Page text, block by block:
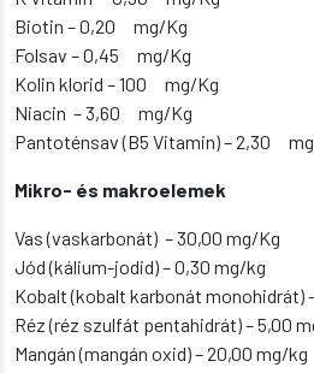
Biotin – 0,20 mg/Kg
Folsav – 0,45 mg/Kg
Kolin klorid – 100 mg/Kg
Niacin – 3,60 mg/Kg
Pantoténsav (B5 Vitamin) – 2,30
Mikro- és makroelemek
Vas (vaskarbonát) – 30,00 mg/Kg
Jód (kálium-jodid) – 0,30 mg/kg
Kobalt (kobalt karbonát monohidrát)
Réz (réz szulfát pentahidrát) – 5,00
Mangán (mangán oxid) – 20,00 mg/kg